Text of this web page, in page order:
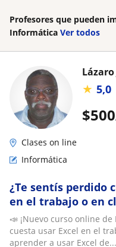
Profesores que pueden
Informática Ver todos
$500
Lázaro
★ 5,0
Clases on line
Informática
¿Te sentís perdido
en el trabajo o en
📣 ¡Nuevo curso online de
cuesta usar Excel en el
aprender a usar Excel de...